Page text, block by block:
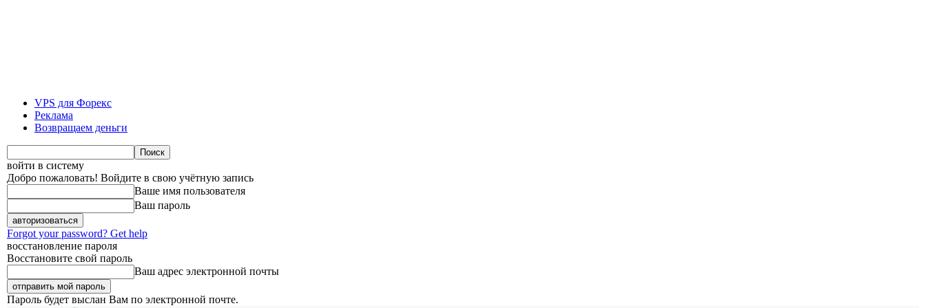
VPS для Форекс
Реклама
Возвращаем деньги
войти в систему
Добро пожаловать! Войдите в свою учётную запись
Ваше имя пользователя
Ваш пароль
Forgot your password? Get help
восстановление пароля
Восстановите свой пароль
Ваш адрес электронной почты
Пароль будет выслан Вам по электронной почте.